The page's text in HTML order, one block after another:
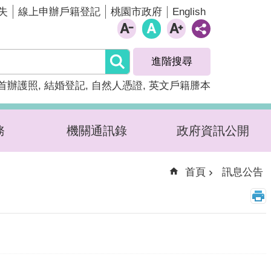
線上申辦戶籍登記 桃園市政府 English
進階搜尋
辦護照 結婚登記 自然人憑證 英文戶籍謄本
機關通訊錄 政府資訊公開
首頁 訊息公告